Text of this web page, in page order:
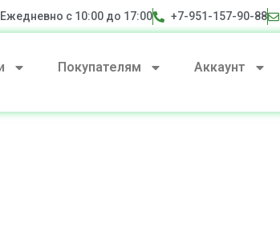
Ежедневно с 10:00 до 17:00 +7-951-157-90-88
Покупателям Аккаунт